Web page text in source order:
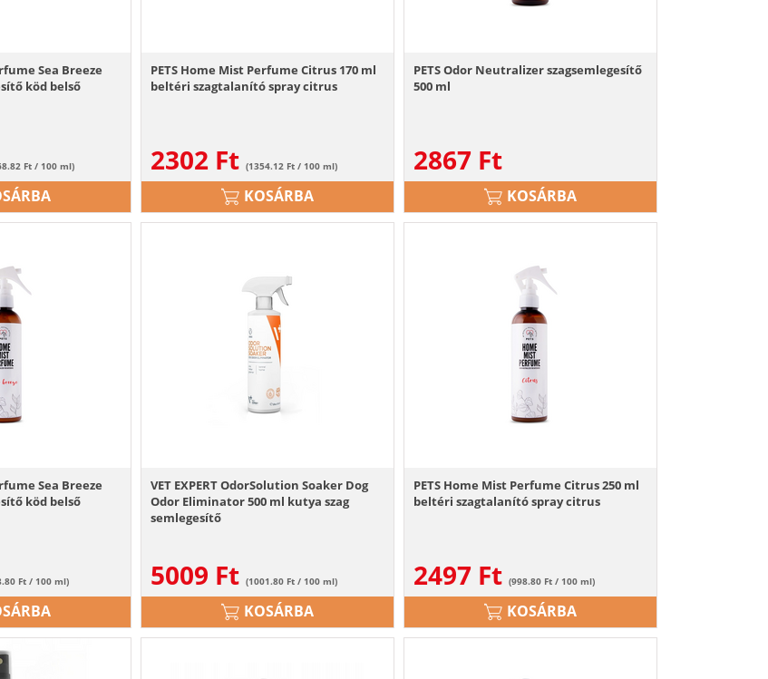
Sea Breeze
köd belső
Ft / 100 ml)
PETS Home Mist Perfume Citrus 170 ml
beltéri szagtalanító spray citrus
2302 Ft (1354.12 Ft / 100 ml)
KOSÁRBA
PETS Odor Neutralizer szagsemlegesítő
500 ml
2867 Ft
KOSÁRBA
Sea Breeze
köd belső
Ft / 100 ml)
VET EXPERT OdorSolution Soaker Dog
Odor Eliminator 500 ml kutya szag
semlegesítő
5009 Ft (1001.80 Ft / 100 ml)
KOSÁRBA
PETS Home Mist Perfume Citrus 250 ml
beltéri szagtalanító spray citrus
2497 Ft (998.80 Ft / 100 ml)
KOSÁRBA